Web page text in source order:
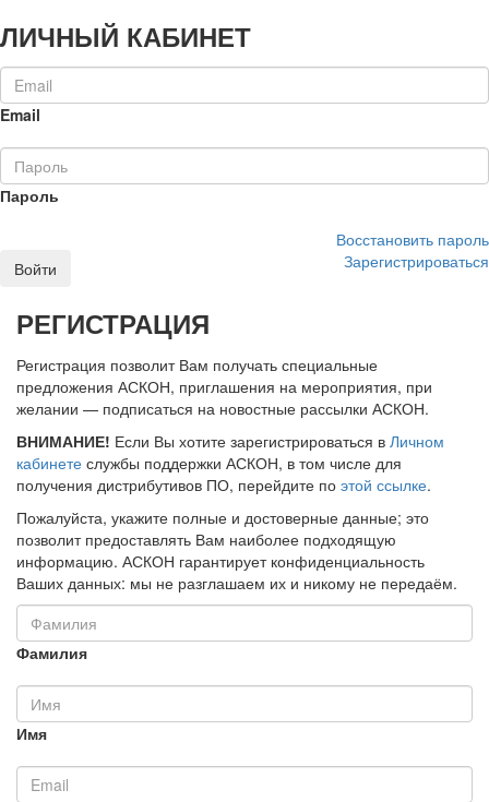
ЛИЧНЫЙ КАБИНЕТ
Email
Пароль
Восстановить пароль
Войти
Зарегистрироваться
РЕГИСТРАЦИЯ
Регистрация позволит Вам получать специальные
предложения АСКОН, приглашения на мероприятия, при
желании — подписаться на новостные рассылки АСКОН.
ВНИМАНИЕ! Если Вы хотите зарегистрироваться в Личном
кабинете службы поддержки АСКОН, в том числе для
получения дистрибутивов ПО, перейдите по этой ссылке.
Пожалуйста, укажите полные и достоверные данные; это
позволит предоставлять Вам наиболее подходящую
информацию. АСКОН гарантирует конфиденциальность
Ваших данных: мы не разглашаем их и никому не передаём.
Фамилия
Имя